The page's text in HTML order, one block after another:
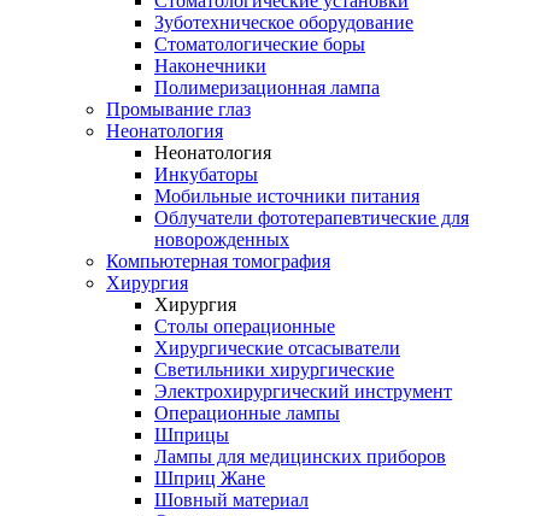
Зуботехническое оборудование
Стоматологические боры
Наконечники
Полимеризационная лампа
Промывание глаз
Неонатология
Неонатология
Инкубаторы
Мобильные источники питания
Облучатели фототерапевтические для
новорожденных
Компьютерная томография
Хирургия
Хирургия
Столы операционные
Хирургические отсасыватели
Светильники хирургические
Электрохирургический инструмент
Операционные лампы
Шприцы
Лампы для медицинских приборов
Шприц Жане
Шовный материал